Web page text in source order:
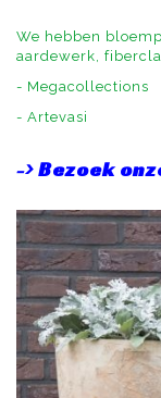
We hebben
aardewerk,
- Megacollections
- Artevasi
-> Bezoek